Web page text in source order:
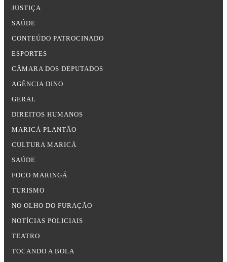
JUSTIÇA
SAÚDE
CONTEÚDO PATROCINADO
ESPORTES
CÂMARA DOS DEPUTADOS
AGÊNCIA DINO
GERAL
DIREITOS HUMANOS
MARICÁ PLANTÃO
CULTURA MARICÁ
SAÚDE
FOCO MARINGÁ
TURISMO
NO OLHO DO FURAÇÃO
NOTÍCIAS POLICIAIS
TEATRO
TOCANDO A BOLA